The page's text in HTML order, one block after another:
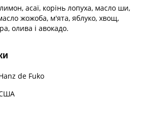
асаї, корінь лопуха, масло ши,
жожоба, м'ята, яблуко, хвощ,
олива і авокадо.
de Fuko